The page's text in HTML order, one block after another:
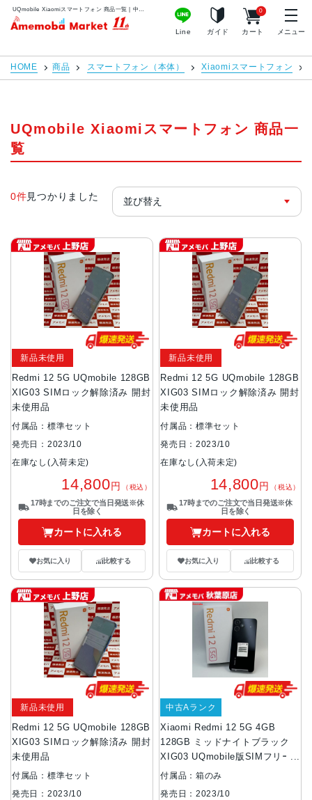
アメモバマーケット
Line ガイド カート
0
メニュー
HOME 商品 スマートフォン（本体） Xiaomiスマートフォン
UQmobile Xiaomiスマートフォン 商品一
覧
0件見つかりました
Redmi 12 5G UQmobile 128GB
XIG03 SIMロック解除済み 開封
未使用品
新品未使用
付属品：標準セット
発売日：2023/10
在庫なし(入荷未定)
14,800円 （税込）
17時までのご注文で当日発送※休
日を除く
カートに入れる
お気に入り 比較する
Redmi 12 5G UQmobile 128GB
XIG03 SIMロック解除済み 開封
未使用品
新品未使用
付属品：標準セット
発売日：2023/10
在庫なし(入荷未定)
14,800円 （税込）
17時までのご注文で当日発送※休
日を除く
カートに入れる
お気に入り 比較する
Redmi 12 5G UQmobile 128GB
XIG03 SIMロック解除済み 開封
未使用品
新品未使用
付属品：標準セット
発売日：2023/10
Xiaomi Redmi 12 5G 4GB
128GB ミッドナイトブラック
XIG03 UQmobile版SIMフリー
美品
中古Aランク
付属品：箱のみ
発売日：2023/10